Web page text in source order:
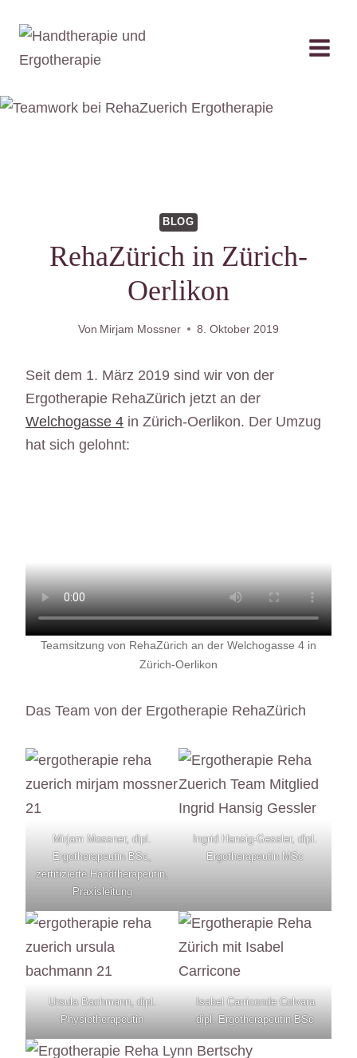
Inhalt
springen
BLOG
RehaZürich in Zürich-
Oerlikon
Von Mirjam Mossner 8. Oktober 2019
Seit dem 1. März 2019 sind wir von der
Ergotherapie RehaZürich jetzt an der
Welchogasse 4 in Zürich-Oerlikon. Der Umzug
hat sich gelohnt:
Teamsitzung von RehaZürich an der Welchogasse 4 in
Zürich-Oerlikon
Das Team von der Ergotherapie RehaZürich
Mirjam Mossner, dipl.
Ergotherapeutin BSc,
zertifizierte Handtherapeutin,
Praxisleitung
Ingrid Hansig-Gessler, dipl.
Ergotherapeutin MSc
Ursula Bachmann, dipl.
Physiotherapeutin
Isabel Carriconde Colvara
dipl. Ergotherapeutin BSc